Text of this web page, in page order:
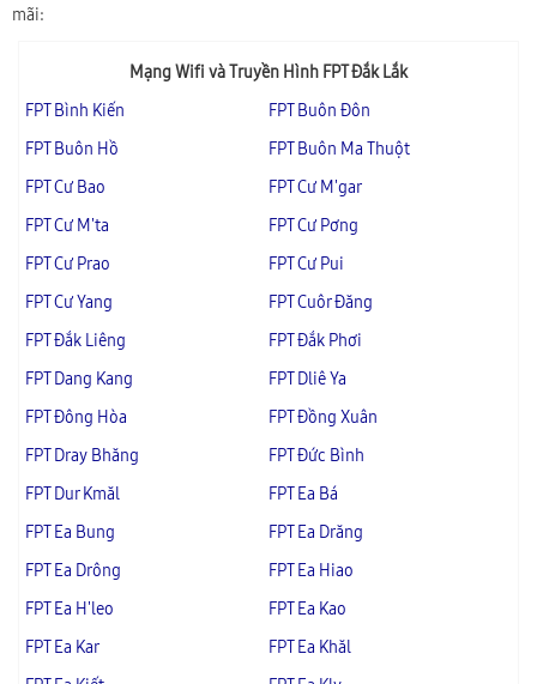
mãi:
Mạng Wifi và Truyền Hình FPT Đắk Lắk
FPT Bình Kiến
FPT Buôn Đôn
FPT Buôn Hồ
FPT Buôn Ma Thuột
FPT Cư Bao
FPT Cư M'gar
FPT Cư M'ta
FPT Cư Pơng
FPT Cư Prao
FPT Cư Pui
FPT Cư Yang
FPT Cuôr Đăng
FPT Đắk Liêng
FPT Đắk Phơi
FPT Dang Kang
FPT Dliê Ya
FPT Đông Hòa
FPT Đồng Xuân
FPT Dray Bhăng
FPT Đức Bình
FPT Dur Kmăl
FPT Ea Bá
FPT Ea Bung
FPT Ea Drăng
FPT Ea Drông
FPT Ea Hiao
FPT Ea H'leo
FPT Ea Kao
FPT Ea Kar
FPT Ea Khăl